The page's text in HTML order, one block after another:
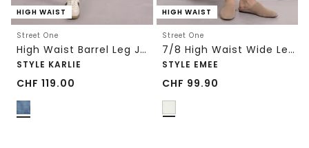
HIGH WAIST
Street One
High Waist Barrel Leg Jeans im Loose Fit
STYLE KARLIE
CHF 119.00
HIGH WAIST
Street One
7/8 High Waist Wide Leg Jeans im Loose Fit
STYLE EMEE
CHF 99.90